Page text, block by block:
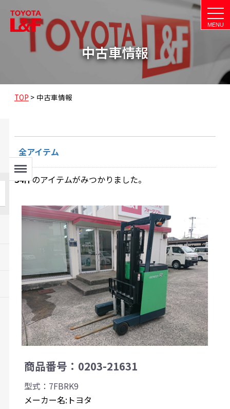
t
o
g
中古車情報
TOP > 中古車情報
Menu
全アイテム
34件のアイテムがみつかりました。
商品番号：0203-21631
型式：7FBRK9
メーカー名:トヨタ